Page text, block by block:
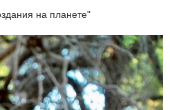
на планете"